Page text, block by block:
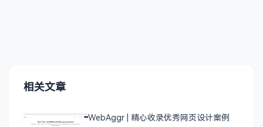
相关文章
WebAggr | 精心收录优秀网页设计案例